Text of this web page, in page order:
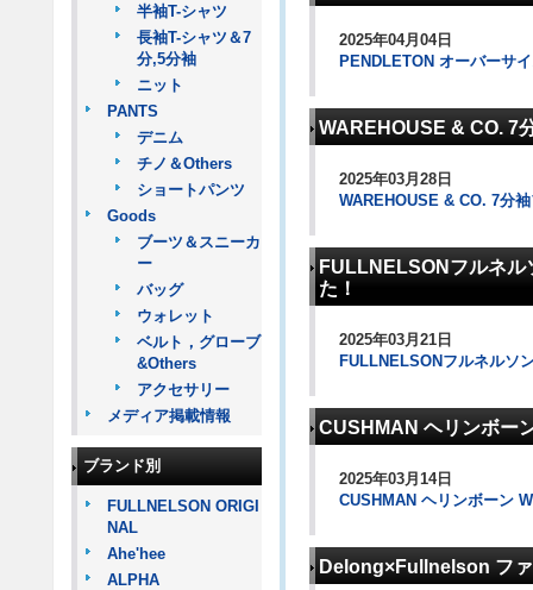
半袖T-シャツ
長袖T-シャツ＆7
分,5分袖
ニット
PANTS
デニム
チノ＆Others
ショートパンツ
Goods
ブーツ＆スニーカ
ー
バッグ
ウォレット
ベルト，グローブ
&Others
アクセサリー
メディア掲載情報
ブランド別
FULLNELSON ORIGI
NAL
Ahe'hee
ALPHA
2025年04月04日
PENDLETON オーバーサ
WAREHOUSE & CO. 7
2025年03月28日
WAREHOUSE & CO. 7分
FULLNELSONフルネル
た！
2025年03月21日
FULLNELSONフルネルソ
CUSHMAN ヘリンボー
2025年03月14日
CUSHMAN ヘリンボーン
Delong×Fullnelson フ